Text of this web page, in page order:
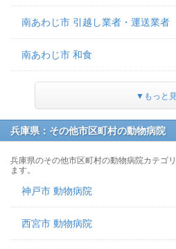
南あわじ市 引越し業者・運送業者
南あわじ市 和食
▼もっと
兵庫県：その他市区町村の動物病院
兵庫県のその他市区町村の動物病院カテゴ
ます。
神戸市 動物病院
西宮市 動物病院